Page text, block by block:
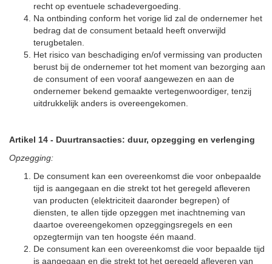
recht op eventuele schadevergoeding.
Na ontbinding conform het vorige lid zal de ondernemer het
bedrag dat de consument betaald heeft onverwijld
terugbetalen.
Het risico van beschadiging en/of vermissing van producten
berust bij de ondernemer tot het moment van bezorging aan
de consument of een vooraf aangewezen en aan de
ondernemer bekend gemaakte vertegenwoordiger, tenzij
uitdrukkelijk anders is overeengekomen.
Artikel 14 - Duurtransacties: duur, opzegging en verlenging
Opzegging:
De consument kan een overeenkomst die voor onbepaalde
tijd is aangegaan en die strekt tot het geregeld afleveren
van producten (elektriciteit daaronder begrepen) of
diensten, te allen tijde opzeggen met inachtneming van
daartoe overeengekomen opzeggingsregels en een
opzegtermijn van ten hoogste één maand.
De consument kan een overeenkomst die voor bepaalde tijd
is aangegaan en die strekt tot het geregeld afleveren van